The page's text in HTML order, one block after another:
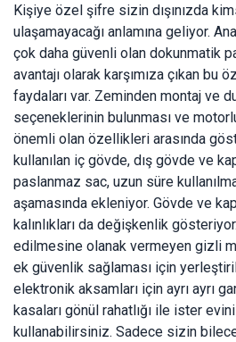
Kişiye özel şifre sizin dışınızda
ulaşamayacağı anlamına geliyor.
çok daha güvenli olan dokunmatik
avantajı olarak karşımıza çıkan bu
faydaları var. Zeminden montaj ve
seçeneklerinin bulunması ve
önemli olan özellikleri arasında
kullanılan iç gövde, dış gövde ve
paslanmaz sac, uzun süre
aşamasında ekleniyor. Gövde ve
kalınlıkları da değişkenlik
edilmesine olanak vermeyen gizli
ek güvenlik sağlaması için
elektronik aksamları için ayrı ayrı
kasaları gönül rahatlığı ile ister
kullanabilirsiniz. Sadece sizin